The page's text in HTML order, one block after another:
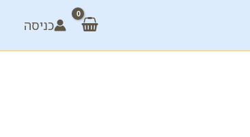
כניסה